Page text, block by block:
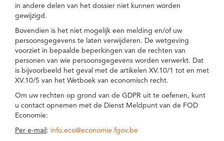
in andere delen van het dossier niet kunnen worden
gewijzigd.
Bovendien is het niet mogelijk een melding en/of uw
persoonsgegevens te laten verwijderen. De wetgeving
voorziet in bepaalde beperkingen van de rechten van
personen van wie persoonsgegevens worden verwerkt. Dat
is bijvoorbeeld het geval met de artikelen XV.10/1 tot en met
XV.10/5 van het Wetboek van economisch recht.
Om uw rechten op grond van de GDPR uit te oefenen, kunt
u contact opnemen met de Dienst Meldpunt van de FOD
Economie:
Per e-mail : info.eco@economie.fgov.be